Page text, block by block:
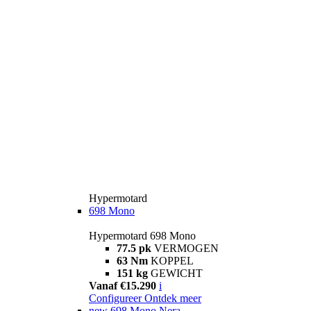
Hypermotard
698 Mono
Hypermotard 698 Mono
77.5 pk VERMOGEN
63 Nm KOPPEL
151 kg GEWICHT
Vanaf €15.290 i
Configureer Ontdek meer